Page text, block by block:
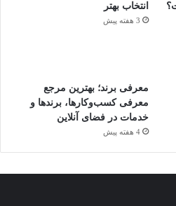
انتخاب بهتر
3 هفته پیش
معرفی برند؛ بهترین مرجع
معرفی کسب‌وکارها، برندها و
خدمات در فضای آنلاین
4 هفته پیش